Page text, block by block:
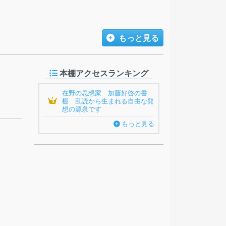
もっと見る
本棚アクセスランキング
1
在野の思想家 加藤好啓の書
棚 乱読から生まれる自由な発
想の源泉です
もっと見る